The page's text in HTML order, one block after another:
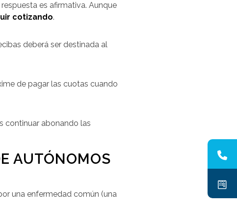
es afirmativa. Aunque
cotizando.
deberá ser destinada al
de pagar las cuotas cuando
continuar abonando las
AUTÓNOMOS
una enfermedad común (una